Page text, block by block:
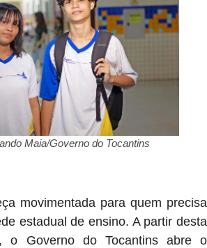
Maia/Governo do Tocantins
movimentada para quem precisa
estadual de ensino. A partir desta
o Governo do Tocantins abre o